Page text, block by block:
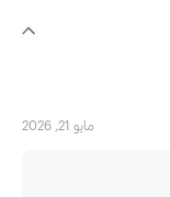
مايو 21, 2026